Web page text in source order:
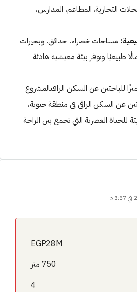
التجارية، المطاعم، المدارس،
مساحات خضراء، حدائق، وبحيرات
طبيعيًا وتوفر بيئة معيشية هادئة
للباحثين عن السكن الراقيالمشروع
عن السكن الراقي في منطقة حيوية،
للحياة العصرية التي تجمع بين الراحة
EGP28M
750 متر
4